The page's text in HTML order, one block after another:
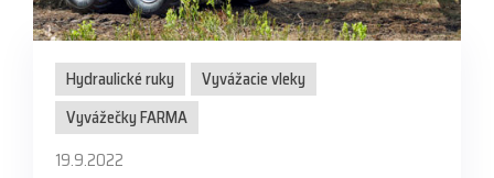
Hydraulické ruky
Vyvážacie vleky
Vyvážečky FARMA
19.9.2022